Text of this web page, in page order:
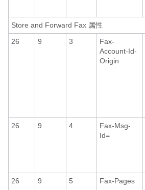
Store and Forward Fax 属性
26
9 3
Fax-
Account-Id-
Origin
26
9 4
Fax-Msg-
Id=
26
9 5 Fax-Pages